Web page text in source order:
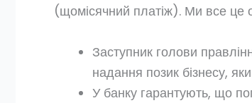
(щомісячний платіж). Ми все це
Заступник голови
надання позик бізнесу,
У банку гарантують, що